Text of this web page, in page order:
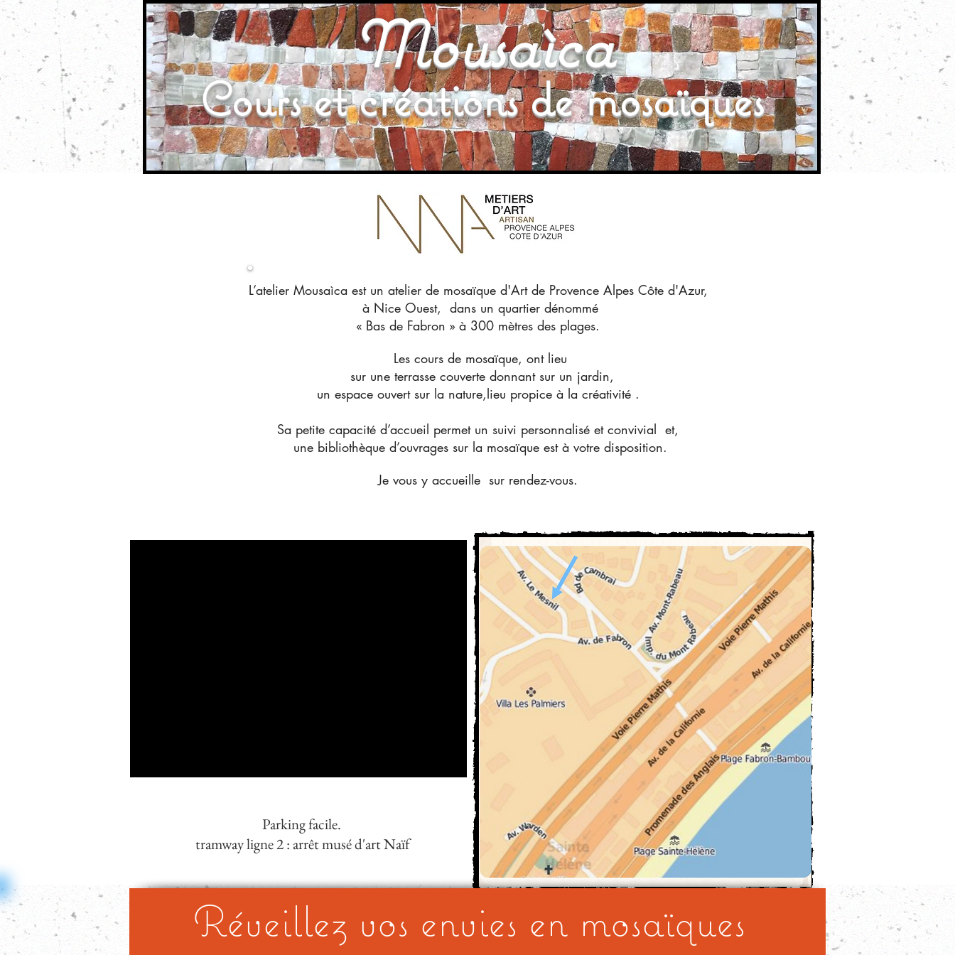
Je suis un Titre. Double-cliquez
moi.Mousaìca
Cours et créations de mosaïques
L’atelier Mousaìca est un atelier de mosaïque d'Art de Provence Alpes Côte d'Azur,
à Nice Ouest, dans un quartier dénommé
« Bas de Fabron » à 300 mètres des plages.
Les cours de mosaïque, ont lieu
sur une terrasse couverte donnant sur un jardin,
un espace ouvert sur la nature,lieu propice à la créativité .
Sa petite capacité d’accueil permet un suivi personnalisé et convivial et,
une bibliothèque d’ouvrages sur la mosaïque est à votre disposition.
Je vous y accueille sur rendez-vous.
Parking facile.
tramway ligne 2 :arrêt musé d'art Naïf
Réveillez vos envies en mosaïques